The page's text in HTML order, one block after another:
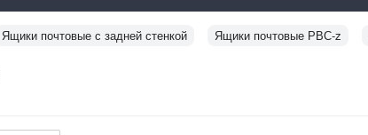
Ящики почтовые с задней стенкой Ящики почтовые РВС-z